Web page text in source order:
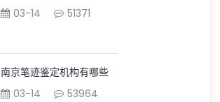
03-14
51371
南京笔迹鉴定机构有哪些
03-14
53964